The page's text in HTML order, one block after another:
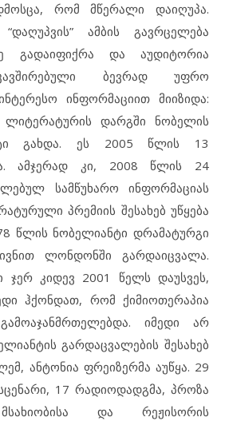
რომ მწერალი დაიღუპა.
ამბის გავრცელება
გადაიფიქრა და აუდიტორია
ბევრად უფრო
ინფორმაციით მიიზიდა:
დარგში ნობელის
გახდა. ეს 2005 წლის 13
ამჯერად კი, 2008 წლის 24
სამწუხარო ინფორმაციას
პრემიის შესახებ უწყება
წლის ნობელიანტი დრამატურგი
ლონდონში გარდაიცვალა.
ჯერ კიდევ 2001 წელს დაუსვეს,
ჰქონდათ, რომ ქიმიოთერაპია
იმედი არ
გარდაცვალების შესახებ
ანტონია ფრეიზერმა აუწყა. 29
17 რადიოდადგმა, პროზა
და რეჟისორის